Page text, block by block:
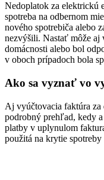
Nedoplatok za elektrickú
spotreba na odbernom
nového spotrebiča alebo
nezvýšili. Nastať môže aj
domácnosti alebo bol
v oboch prípadoch bola
Ako sa vyznať vo
Aj vyúčtovacia faktúra
podrobný prehľad, kedy
platby v uplynulom
použitá na krytie